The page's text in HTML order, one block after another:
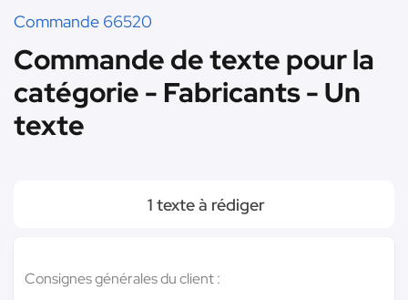
Commande 66520
Commande de texte pour la
catégorie - Fabricants - Un
texte
1 texte à rédiger
Consignes générales du client :